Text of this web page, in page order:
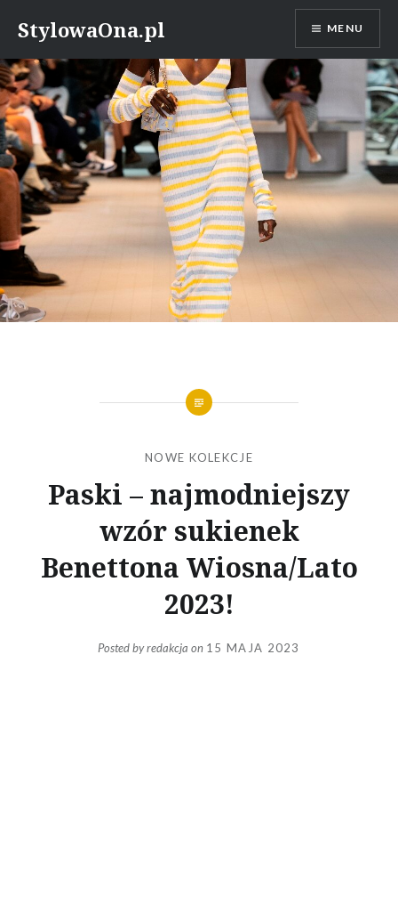
content
StylowaOna.pl MENU
NOWE KOLEKCJE
Paski – najmodniejszy
wzór sukienek
Benettona Wiosna/Lato
2023!
Posted byredakcja on 15 MAJA 2023